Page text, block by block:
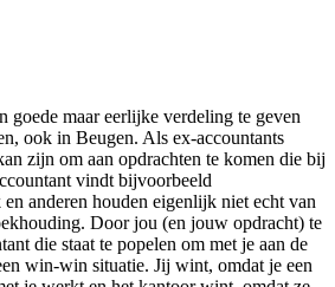
goede maar eerlijke verdeling te geven
ook in Beugen. Als ex-accountants
zijn om aan opdrachten te komen die bij
vindt bijvoorbeeld
anderen houden eigenlijk niet echt van
Door jou (en jouw opdracht) te
die staat te popelen om met je aan de
win-win situatie. Jij wint, omdat je een